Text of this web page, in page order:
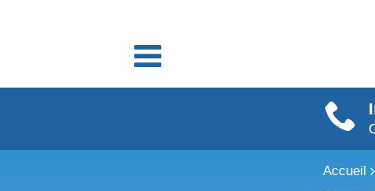
Fournisseurs énergie
Accueil